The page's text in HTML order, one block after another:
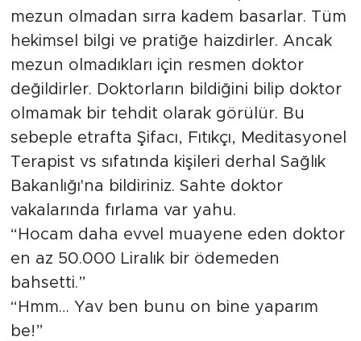
mezun olmadan sırra kadem basarlar. Tüm
hekimsel bilgi ve pratiğe haizdirler. Ancak
mezun olmadıkları için resmen doktor
değildirler. Doktorların bildiğini bilip doktor
olmamak bir tehdit olarak görülür. Bu
sebeple etrafta Şifacı, Fıtıkçı, Meditasyonel
Terapist vs sıfatında kişileri derhal Sağlık
Bakanlığı'na bildiriniz. Sahte doktor
vakalarında fırlama var yahu.
“Hocam daha evvel muayene eden doktor
en az 50.000 Liralık bir ödemeden
bahsetti.”
“Hmm… Yav ben bunu on bine yaparım
be!”